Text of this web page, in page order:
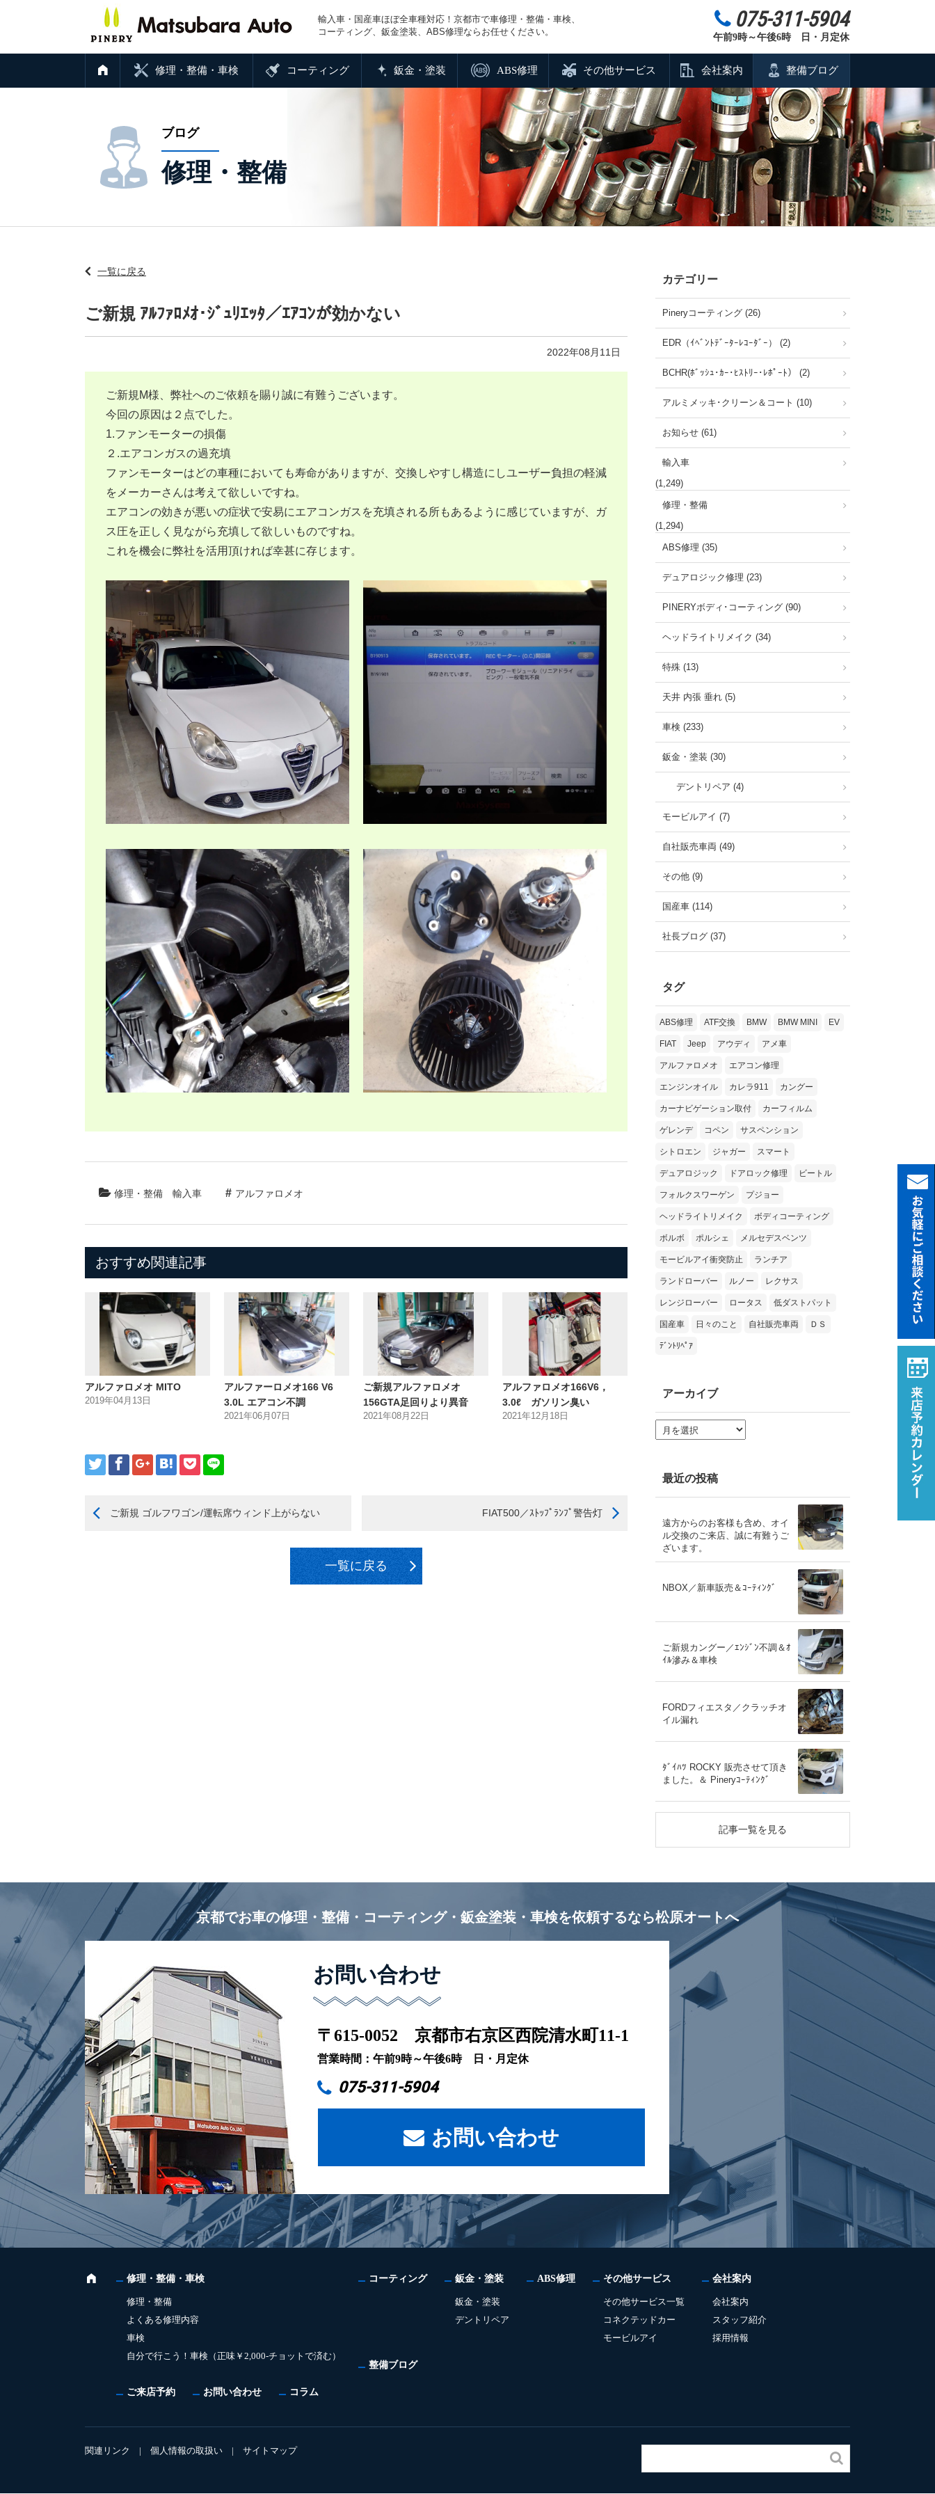
輸入車・国産車ほぼ全車種対応！京都市で車修理・整備・車検、
コーティング、鈑金塗装、ABS修理ならお任せください。
075-311-5904
午前9時～午後6時 日・月定休
修理・整備・車検 コーティング 鈑金・塗装 ABS修理 その他サービス 会社案内 整備ブログ
ブログ
修理・整備
一覧に戻る
ご新規 ｱﾙﾌｧﾛﾒｵ･ｼﾞｭﾘｴｯﾀ／ｴｱｺﾝが効かない
2022年08月11日
ご新規M様、弊社へのご依頼を賜り誠に有難うございます。
今回の原因は２点でした。
1.ファンモーターの損傷
２.エアコンガスの過充填
ファンモーターはどの車種においても寿命がありますが、交換しやすし構造にしユーザー負担の軽減
をメーカーさんは考えて欲しいですね。
エアコンの効きが悪いの症状で安易にエアコンガスを充填される所もあるように感じていますが、ガ
ス圧を正しく見ながら充填して欲しいものですね。
これを機会に弊社を活用頂ければ幸甚に存じます。
修理・整備 輸入車 アルファロメオ
おすすめ関連記事
アルファロメオ MITO
2019年04月13日
アルファーロメオ166 V6
3.0L エアコン不調
2021年06月07日
ご新規アルファロメオ
156GTA足回りより異音
2021年08月22日
アルファロメオ166V6，
3.0ℓ ガソリン臭い
2021年12月18日
ご新規 ゴルフワゴン/運転席ウィンド上がらない FIAT500／ｽﾄｯﾌﾟﾗﾝﾌﾟ警告灯
一覧に戻る
カテゴリー
Pineryコーティング (26)
EDR（ｲﾍﾞﾝﾄﾃﾞｰﾀｰﾚｺｰﾀﾞｰ） (2)
BCHR(ﾎﾞｯｼｭ･ｶｰ･ﾋｽﾄﾘｰ･ﾚﾎﾟｰﾄ） (2)
アルミメッキ･クリーン＆コート (10)
お知らせ (61)
輸入車
(1,249)
修理・整備
(1,294)
ABS修理 (35)
デュアロジック修理 (23)
PINERYボディ･コーティング (90)
ヘッドライトリメイク (34)
特殊 (13)
天井 内張 垂れ (5)
車検 (233)
鈑金・塗装 (30)
デントリペア (4)
モービルアイ (7)
自社販売車両 (49)
その他 (9)
国産車 (114)
社長ブログ (37)
タグ
ABS修理 ATF交換 BMW BMW MINI EV
FIAT Jeep アウディ アメ車
アルファロメオ エアコン修理
エンジンオイル カレラ911 カングー
カーナビゲーション取付 カーフィルム
ゲレンデ コペン サスペンション
シトロエン ジャガー スマート
デュアロジック ドアロック修理 ビートル
フォルクスワーゲン プジョー
ヘッドライトリメイク ボディコーティング
ボルボ ポルシェ メルセデスベンツ
モービルアイ衝突防止 ランチア
ランドローバー ルノー レクサス
レンジローバー ロータス 低ダストパット
国産車 日々のこと 自社販売車両 ＤＳ
ﾃﾞﾝﾄﾘﾍﾟｱ
アーカイブ
ア
ー
ブ
最近の投稿
遠方からのお客様も含め、オイ
ル交換のご来店、誠に有難うご
ざいます。
NBOX／新車販売＆ｺｰﾃｨﾝｸﾞ
ご新規カングー／ｴﾝｼﾞﾝ不調＆ｵ
ｲﾙ滲み＆車検
FORDフィエスタ／クラッチオ
イル漏れ
ﾀﾞｲﾊﾂ ROCKY 販売させて頂き
ました。＆ Pineryｺｰﾃｨﾝｸﾞ
記事一覧を見る
京都でお車の修理・整備・コーティング・鈑金塗装・車検を依頼するなら松原オートへ
お問い合わせ
〒615-0052 京都市右京区西院清水町11-1
営業時間：午前9時～午後6時 日・月定休
075-311-5904
お問い合わせ
修理・整備・車検
修理・整備
よくある修理内容
車検
自分で行こう！車検（正味￥2,000-チョットで済む）
コーティング 鈑金・塗装
鈑金・塗装
デントリペア
ABS修理 その他サービス
その他サービス一覧
コネクテッドカー
モービルアイ
会社案内
会社案内
スタッフ紹介
採用情報
整備ブログ
ご来店予約 お問い合わせ コラム
関連リンク | 個人情報の取扱い | サイトマップ